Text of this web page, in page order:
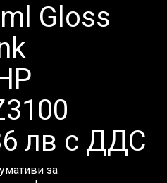
Gloss
лв с ДДС
за